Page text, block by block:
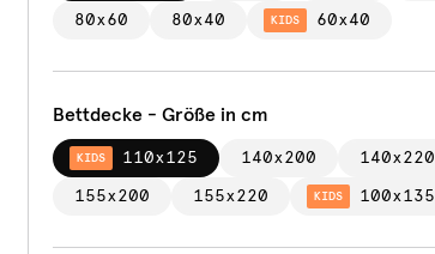
80x60 80x40 KIDS 60x40
Bettdecke - Größe in cm
KIDS 110x125 140x200 140x220
155x200 155x220 KIDS 100x135